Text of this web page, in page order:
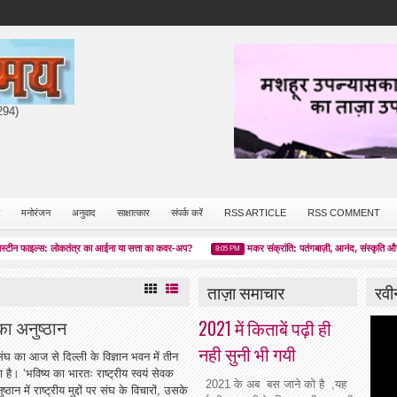
मनोरंजन अनुवाद साक्षात्कार संपर्क करें RSS ARTICLE RSS COMMENT
लोकतंत्र का आईना या सत्ता का कवर-अप? 8:05 PM मकर संक्रांति: पतंगबाज़ी, आनंद, संस्कृति और चेतना
अनुष्ठान
का आज से दिल्ली के विज्ञान भवन में तीन
है। ‘भविष्य का भारतः राष्ट्रीय स्वयं सेवक
में राष्ट्रीय मुद्दों पर संघ के विचारों, उसके
ताज़ा समाचार
2021 में किताबें पढ़ी ही
नही सुनी भी गयी
2021 के अब बस जाने को है ,यह